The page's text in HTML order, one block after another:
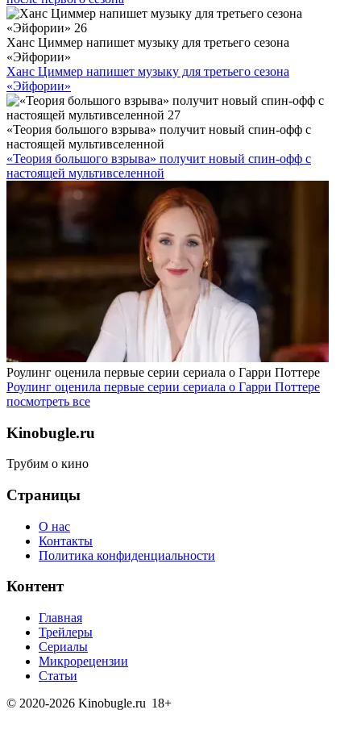
Ханс Циммер напишет музыку для третьего сезона
«Эйфории»
Ханс Циммер напишет музыку для третьего сезона
«Эйфории»
«Теория большого взрыва» получит новый спин-офф с
настоящей мультивселенной
«Теория большого взрыва» получит новый спин-офф с
настоящей мультивселенной
Роулинг оценила первые серии сериала о Гарри Поттере
Роулинг оценила первые серии сериала о Гарри Поттере
посмотреть все
Kinobugle.ru
Трубим о кино
Страницы
О нас
Контакты
Политика конфиденциальности
Контент
Главная
Трейлеры
Сериалы
Микрорецензии
Статьи
© 2020-2026 Kinobugle.ru 18+